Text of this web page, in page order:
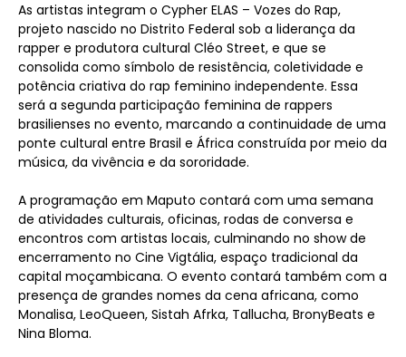
As artistas integram o Cypher ELAS – Vozes do Rap,
projeto nascido no Distrito Federal sob a liderança da
rapper e produtora cultural Cléo Street, e que se
consolida como símbolo de resistência, coletividade e
potência criativa do rap feminino independente. Essa
será a segunda participação feminina de rappers
brasilienses no evento, marcando a continuidade de uma
ponte cultural entre Brasil e África construída por meio da
música, da vivência e da sororidade.
A programação em Maputo contará com uma semana
de atividades culturais, oficinas, rodas de conversa e
encontros com artistas locais, culminando no show de
encerramento no Cine Vigtália, espaço tradicional da
capital moçambicana. O evento contará também com a
presença de grandes nomes da cena africana, como
Monalisa, LeoQueen, Sistah Afrka, Tallucha, BronyBeats e
Nina Bloma.